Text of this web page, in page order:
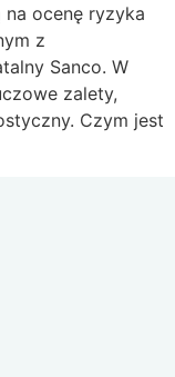
ocenę ryzyka
z
Sanco. W
zalety,
Czym jest